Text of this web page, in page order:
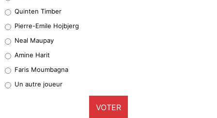
32%
5%
1%
9%
Quinten Timber
Pierre-Emile Hojbjerg
Neal Maupay
Amine Harit
Faris Moumbagna
Un autre joueur
VOTER